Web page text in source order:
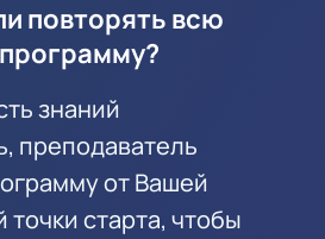
повторять всю
знаний
преподаватель
от Вашей
точки старта, чтобы